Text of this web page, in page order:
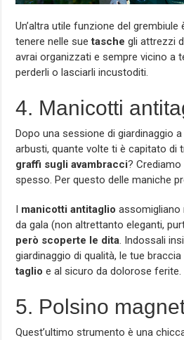
Un’altra utile funzione del grembiule
tenere nelle suetasche gli attrezzi
avrai organizzati e sempre vicino a
perderli o lasciarli incustoditi.
4. Manicotti
Dopo una sessione di giardinaggio
arbusti, quante volte ti è capitato di
graffi sugli avambracci?
spesso. Per questo delle maniche
I manicotti antitaglio assomigliano
da gala (non altrettanto eleganti,
però scoperte le dita. Indossali
giardinaggio di qualità, le tue
taglio e al sicuro da dolorose ferite.
5. Polsino
Quest’ultimo strumento è una